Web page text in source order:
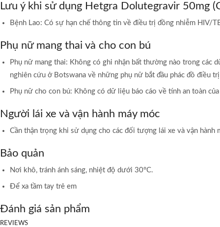
Lưu ý khi sử dụng Hetgra Dolutegravir 50mg
Bệnh Lao: Có sự hạn chế thông tin về điều trị đồng nhiễm HIV/
Phụ nữ mang thai và cho con bú
Phụ nữ mang thai: Không có ghi nhận bất thường nào trong các
nghiên cứu ở Botswana về những phụ nữ bắt đầu phác đồ điều
Phụ nữ cho con bú: Không có dữ liệu báo cáo về tính an toàn
Người lái xe và vận hành máy móc
Cần thận trọng khi sử dụng cho các đối tượng lái xe và vận hành
Bảo quản
Nơi khô, tránh ánh sáng, nhiệt độ dưới 30°C.
Để xa tầm tay trẻ em
Đánh giá sản phẩm
REVIEWS